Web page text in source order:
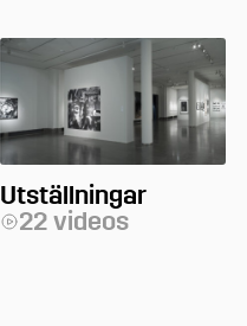
Utställningar
22 videos